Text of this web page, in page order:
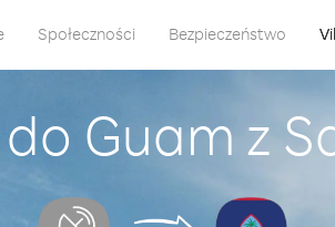
Społeczności Bezpieczeństwo
Guam z